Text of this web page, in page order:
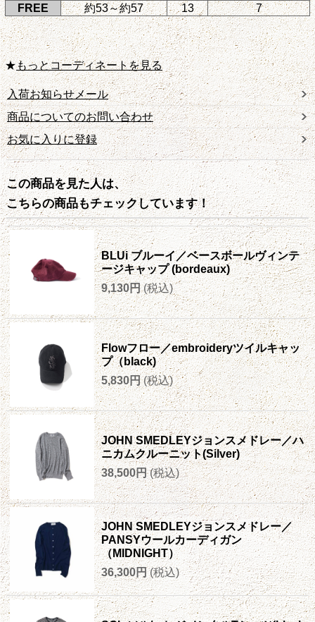
FREE
約53～約57 13 7
★もっとコーディネートを見る
入荷お知らせメール
商品についてのお問い合わせ
お気に入りに登録
この商品を見た人は、
こちらの商品もチェックしています！
BLUi ブルーイ／ベースボールヴィンテ
ージキャップ (bordeaux)
9,130円 (税込)
Flowフロー／embroideryツイルキャッ
プ（black)
5,830円 (税込)
JOHN SMEDLEYジョンスメドレー／ハ
ニカムクルーニット(Silver)
38,500円 (税込)
JOHN SMEDLEYジョンスメドレー／
PANSYウールカーディガン
（MIDNIGHT）
36,300円 (税込)